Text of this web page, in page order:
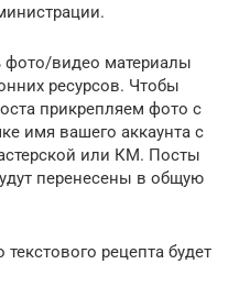
фото/видео материалы
ресурсов. Чтобы
прикрепляем фото с
имя вашего аккаунта с
или КМ. Посты
перенесены в общую
рецепта будет